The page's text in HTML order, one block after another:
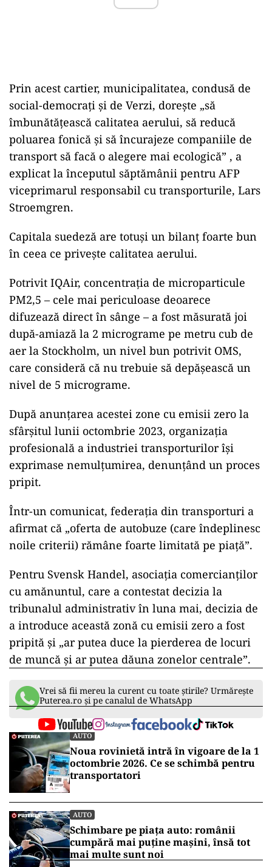
Prin acest cartier, municipalitatea, condusă de
social-democrați și de Verzi, dorește „să
îmbunătățească calitatea aerului, să reducă
poluarea fonică și să încurajeze companiile de
transport să facă o alegere mai ecologică” , a
explicat la începutul săptămânii pentru AFP
viceprimarul responsabil cu transporturile, Lars
Stroemgren.
Capitala suedeză are totuşi un bilanț foarte bun
în ceea ce privește calitatea aerului.
Potrivit IQAir, concentrația de microparticule
PM2,5 – cele mai periculoase deoarece
difuzează direct în sânge – a fost măsurată joi
după-amiază la 2 micrograme pe metru cub de
aer la Stockholm, un nivel bun potrivit OMS,
care consideră că nu trebuie să depășească un
nivel de 5 micrograme.
După anunțarea acestei zone cu emisii zero la
sfârșitul lunii octombrie 2023, organizația
profesională a industriei transporturilor își
exprimase nemulțumirea, denunțând un proces
pripit.
Într-un comunicat, federația din transporturi a
afirmat că „oferta de autobuze (care îndeplinesc
noile criterii) rămâne foarte limitată pe piață”.
Pentru Svensk Handel, asociația comercianților
cu amănuntul, care a contestat decizia la
tribunalul administrativ în luna mai, decizia de
a introduce această zonă cu emisii zero a fost
pripită și „ar putea duce la pierderea de locuri
de muncă și ar putea dăuna zonelor centrale”.
Vrei să fii mereu la curent cu toate știrile? Urmărește
Puterea.ro și pe canalul de WhatsApp
AUTO
Noua rovinietă intră în vigoare de la 1
octombrie 2026. Ce se schimbă pentru
transportatori
AUTO
Schimbare pe piața auto: românii
cumpără mai puține mașini, însă tot
mai multe sunt noi